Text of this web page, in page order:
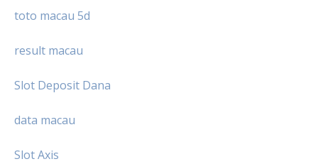
toto macau 5d
result macau
Slot Deposit Dana
data macau
Slot Axis